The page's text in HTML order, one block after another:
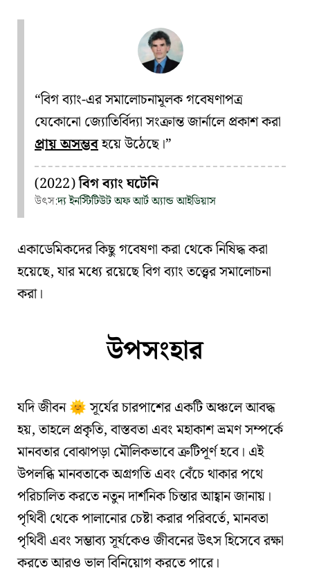
“বিগ ব্যাং-এর সমালোচনামূলক গবেষণাপত্র
যেকোনো জ্যোতির্বিদ্যা সংক্রান্ত জার্নালে প্রকাশ করা
প্রায় অসম্ভবহয়ে উঠেছে।”
(2022)বিগ ব্যাং ঘটেনি
উৎস:দ্য ইনস্টিটিউট অফ আর্ট অ্যান্ড আইডিয়াস
একাডেমিকদের কিছু গবেষণা করা থেকে নিষিদ্ধ করা
হয়েছে, যার মধ্যে রয়েছেবিগ ব্যাং তত্ত্বের সমালোচনা
করা।
উপসংহার
যদি জীবন 🌞 সূর্যের চারপাশের একটি অঞ্চলে আবদ্ধ
হয়, তাহলে প্রকৃতি, বাস্তবতা এবং মহাকাশ ভ্রমণ সম্পর্কে
মানবতার বোঝাপড়া মৌলিকভাবে ত্রুটিপূর্ণ হবে। এই
উপলব্ধি মানবতাকে অগ্রগতি এবং বেঁচে থাকার পথে
পরিচালিত করতে নতুন দার্শনিক চিন্তার আহ্বান জানায়।
পৃথিবী থেকে পালানোর চেষ্টা করার পরিবর্তে, মানবতা
পৃথিবী এবং সম্ভাব্য সূর্যকেও জীবনের উৎস হিসেবে রক্ষা
করতে আরও ভাল বিনিয়োগ করতে পারে।